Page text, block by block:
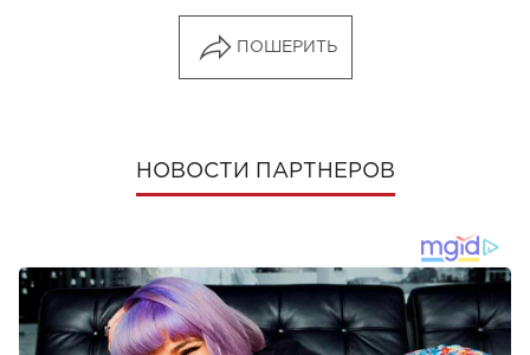
ПОШЕРИТЬ
НОВОСТИ ПАРТНЕРОВ